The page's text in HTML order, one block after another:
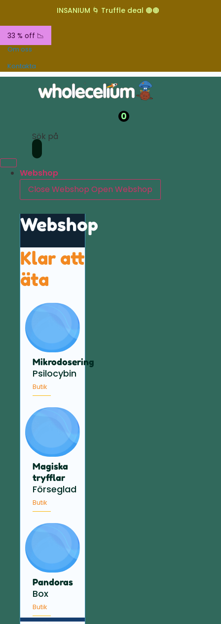
INSANIUM 🌀 Truffle deal 🟤🟤
33 % off 📉
Om oss
Kontakta
0
Sök på
Webshop
Close Webshop Open Webshop
Webshop
Klar att
äta
Mikrodosering
Psilocybin
Butik
Magiska
tryfflar
Förseglad
Butik
Pandoras
Box
Butik